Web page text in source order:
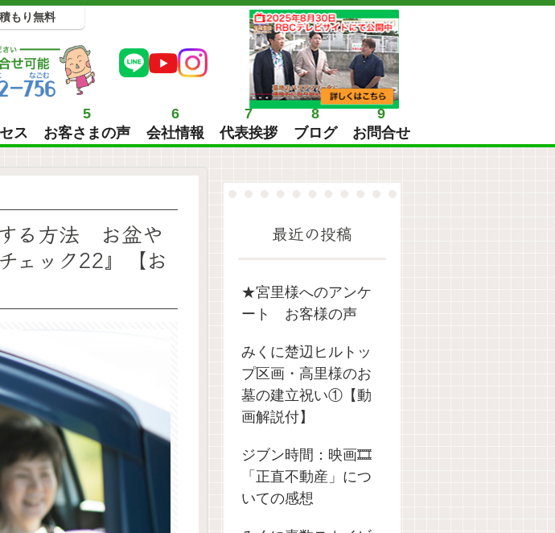
もり無料
ス
5
お客さまの声
6
会社情報
7
代表挨拶
8
ブログ
9
お問合せ
る方法 お盆や
ェック22』【お
最近の投稿
★宮里様へのアンケ
ート お客様の声
みくに楚辺ヒルトッ
プ区画・高里様のお
墓の建立祝い①【動
画解説付】
ジブン時間：映画🎞️
「正直不動産」につ
いての感想